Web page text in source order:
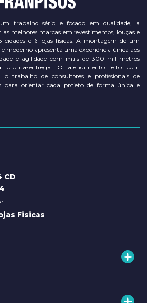
trabalho sério e focado em qualidade, a
melhores marcas em revestimentos, louças e
cidades e 6 lojas físicas. A montagem de um
moderno apresenta uma experiência única aos
e agilidade com mais de 300 mil metros
pronta-entrega. O atendimento feito com
o trabalho de consultores e profissionais de
para orientar cada projeto de forma única e
CD
Fisicas